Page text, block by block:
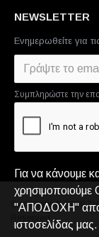
NEWSLETTER
Ενημερωθείτε για
Συμπληρώστε την
Copyright ©
Reserved.
Για να κάνουμε
"ΑΠΟΔΟΧΗ"
ιστοσελίδας μας.